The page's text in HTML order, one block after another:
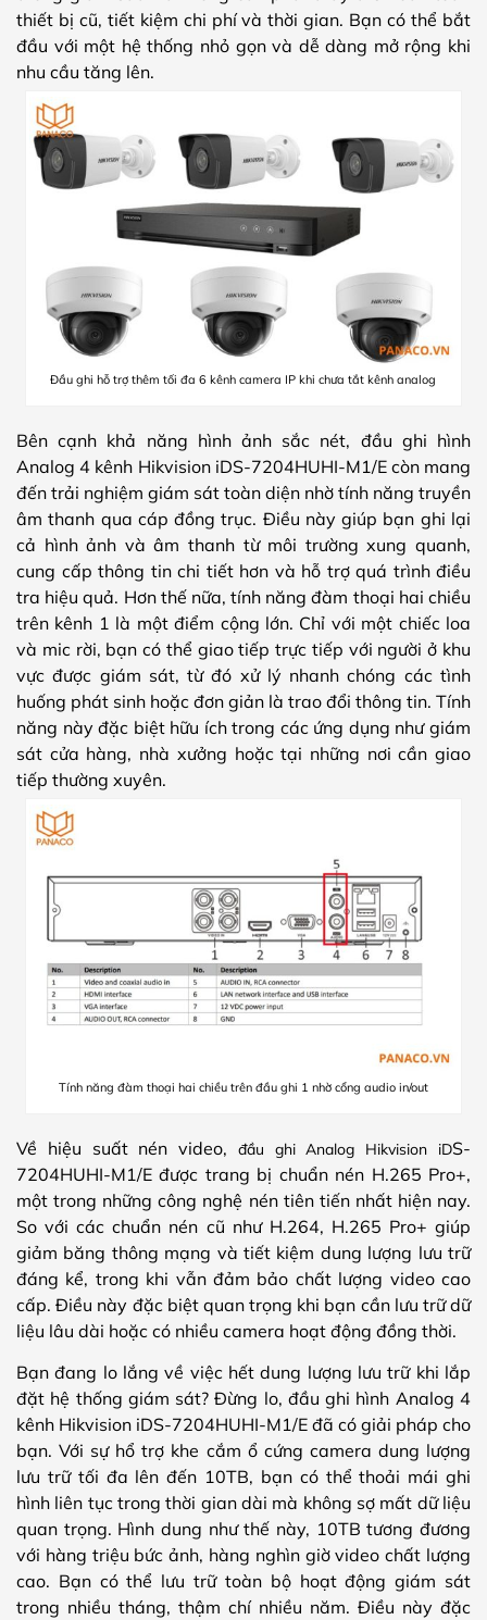
thiết bị cũ, tiết kiệm chi phí và thời gian. Bạn có thể bắt
đầu với một hệ thống nhỏ gọn và dễ dàng mở rộng khi
nhu cầu tăng lên.
Đầu ghi hỗ trợ thêm tối đa 6 kênh camera IP khi chưa tắt kênh analog
Bên cạnh khả năng hình ảnh sắc nét, đầu ghi hình
Analog 4 kênh Hikvision iDS-7204HUHI-M1/E còn mang
đến trải nghiệm giám sát toàn diện nhờ tính năng truyền
âm thanh qua cáp đồng trục. Điều này giúp bạn ghi lại
cả hình ảnh và âm thanh từ môi trường xung quanh,
cung cấp thông tin chi tiết hơn và hỗ trợ quá trình điều
tra hiệu quả. Hơn thế nữa, tính năng đàm thoại hai chiều
trên kênh 1 là một điểm cộng lớn. Chỉ với một chiếc loa
và mic rời, bạn có thể giao tiếp trực tiếp với người ở khu
vực được giám sát, từ đó xử lý nhanh chóng các tình
huống phát sinh hoặc đơn giản là trao đổi thông tin. Tính
năng này đặc biệt hữu ích trong các ứng dụng như giám
sát cửa hàng, nhà xưởng hoặc tại những nơi cần giao
tiếp thường xuyên.
Tính năng đàm thoại hai chiều trên đầu ghi 1 nhờ cổng audio in/out
Về hiệu suất nén video, đầu ghi Analog Hikvision iDS-
7204HUHI-M1/E được trang bị chuẩn nén H.265 Pro+,
một trong những công nghệ nén tiên tiến nhất hiện nay.
So với các chuẩn nén cũ như H.264, H.265 Pro+ giúp
giảm băng thông mạng và tiết kiệm dung lượng lưu trữ
đáng kể, trong khi vẫn đảm bảo chất lượng video cao
cấp. Điều này đặc biệt quan trọng khi bạn cần lưu trữ dữ
liệu lâu dài hoặc có nhiều camera hoạt động đồng thời.
Bạn đang lo lắng về việc hết dung lượng lưu trữ khi lắp
đặt hệ thống giám sát? Đừng lo, đầu ghi hình Analog 4
kênh Hikvision iDS-7204HUHI-M1/E đã có giải pháp cho
bạn. Với sự hổ trợ khe cắm ổ cứng camera dung lượng
lưu trữ tối đa lên đến 10TB, bạn có thể thoải mái ghi
hình liên tục trong thời gian dài mà không sợ mất dữ liệu
quan trọng. Hình dung như thế này, 10TB tương đương
với hàng triệu bức ảnh, hàng nghìn giờ video chất lượng
cao. Bạn có thể lưu trữ toàn bộ hoạt động giám sát
trong nhiều tháng, thậm chí nhiều năm. Điều này đặc